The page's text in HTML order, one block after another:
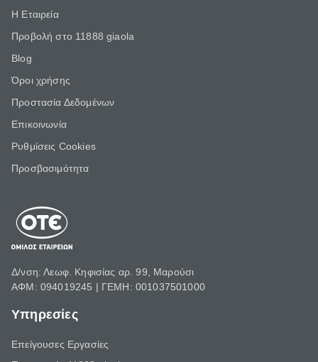
Η Εταιρεία
Προβολή στο 11888 giaola
Blog
Όροι χρήσης
Προστασία Δεδομένων
Επικοινωνία
Ρυθμίσεις Cookies
Προσβασιμότητα
Δ/νση: Λεωφ. Κηφισίας αρ. 99, Μαρούσι
ΑΦΜ: 094019245 | ΓΕΜΗ: 001037501000
Υπηρεσίες
Επείγουσες Εργασίες